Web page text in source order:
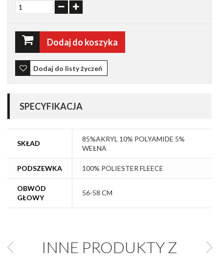
Dodaj do koszyka
Dodaj do listy życzeń
SPECYFIKACJA
SKŁAD
85%AKRYL 10% POLYAMIDE 5%
WEŁNA
PODSZEWKA 100% POLIESTER FLEECE
OBWÓD
GŁOWY
56-58 CM
INNE PRODUKTY Z